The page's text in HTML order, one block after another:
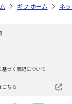
そうめん・麺類
夏ギフト特集 2026
ア お中元・夏ギフト
ギフトストア お
ホーム ネ
づく表記について
こちら